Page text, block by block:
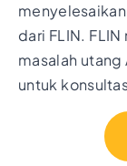
dari FLIN.
masalah
untuk